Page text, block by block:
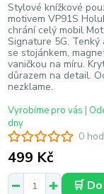
0
Stylové knížkové
motivem VP91S
chrání celý mobil
Signature 5G. Tenký
se stojánkem,
vaničkou na míru.
důrazem na detail.
nezklame.
499 Kč
Vyrobíme pro vás |
dny
🛒